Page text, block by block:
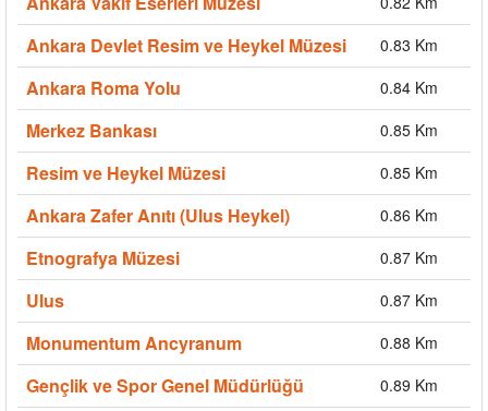
Ankara Devlet Resim ve Heykel Müzesi 0.83 Km
Ankara Roma Yolu 0.84 Km
Merkez Bankası 0.85 Km
Resim ve Heykel Müzesi 0.85 Km
Ankara Zafer Anıtı (Ulus Heykel) 0.86 Km
Etnografya Müzesi 0.87 Km
Ulus 0.87 Km
Monumentum Ancyranum 0.88 Km
Gençlik ve Spor Genel Müdürlüğü 0.89 Km